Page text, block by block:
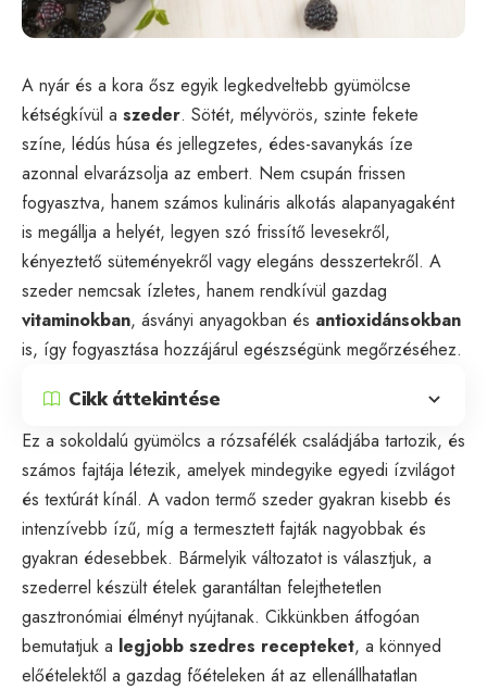
A nyár és a kora ősz egyik legkedveltebb gyümölcse
kétségkívül a szeder. Sötét, mélyvörös, szinte fekete
színe, lédús húsa és jellegzetes, édes-savanykás íze
azonnal elvarázsolja az embert. Nem csupán frissen
fogyasztva, hanem számos kulináris alkotás alapanyagaként
is megállja a helyét, legyen szó frissítő levesekről,
kényeztető süteményekről vagy elegáns desszertekről. A
szeder nemcsak ízletes, hanem rendkívül gazdag
vitaminokban, ásványi anyagokban és antioxidánsokban
is, így fogyasztása hozzájárul egészségünk megőrzéséhez.
Cikk áttekintése
Ez a sokoldalú gyümölcs a rózsafélék családjába tartozik, és
számos fajtája létezik, amelyek mindegyike egyedi ízvilágot
és textúrát kínál. A vadon termő szeder gyakran kisebb és
intenzívebb ízű, míg a termesztett fajták nagyobbak és
gyakran édesebbek. Bármelyik változatot is választjuk, a
szederrel készült ételek garantáltan felejthetetlen
gasztronómiai élményt nyújtanak. Cikkünkben átfogóan
bemutatjuk a legjobb szedres recepteket, a könnyed
előételektől a gazdag főételeken át az ellenállhatatlan